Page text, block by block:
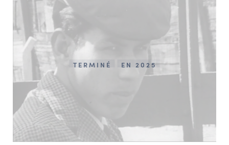
TERMINÉ EN 2025